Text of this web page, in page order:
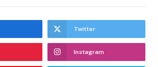
Twitter
Instagram